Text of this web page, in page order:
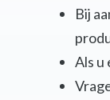
Bij
Als u